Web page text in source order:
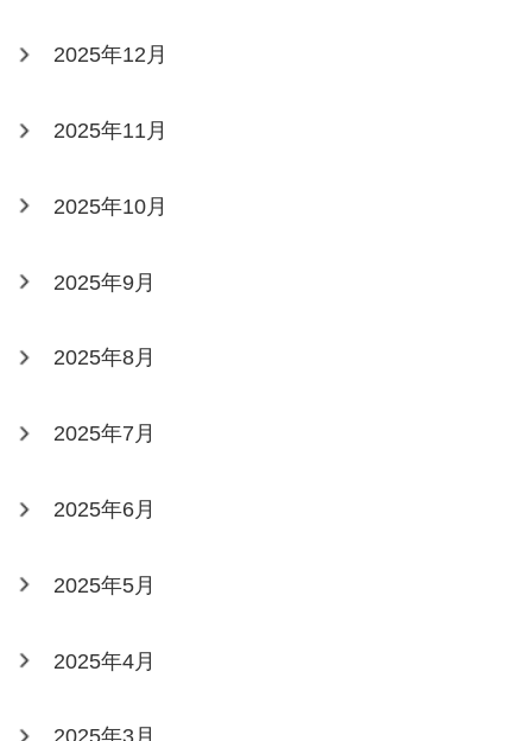
2025年12月
2025年11月
2025年10月
2025年9月
2025年8月
2025年7月
2025年6月
2025年5月
2025年4月